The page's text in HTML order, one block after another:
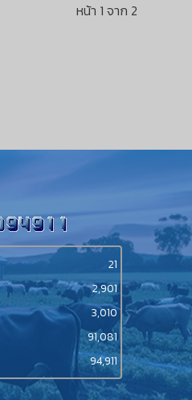
หน้า 1 จาก 2
21
2,901
3,010
91,081
94,911